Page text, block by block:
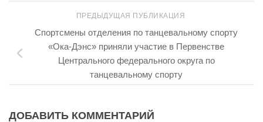
ПРЕДЫДУЩАЯ ПУБЛИКАЦИЯ
Спортсмены отделения по танцевальному спорту
«Ока-Дэнс» приняли участие в Первенстве
Центрального федерального округа по
танцевальному спорту
ДОБАВИТЬ КОММЕНТАРИЙ